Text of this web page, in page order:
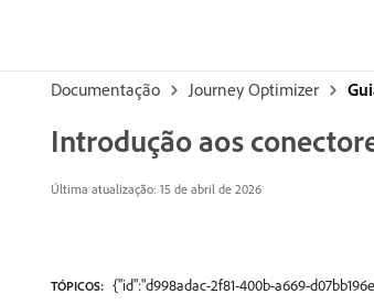
Documentação Journey Optimizer
Introdução aos
Última atualização: 15 de abril de 2026
TÓPICOS: {"id":"d998adac-2f81-400b-a669-